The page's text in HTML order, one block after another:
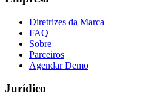
Diretrizes da Marca
FAQ
Sobre
Parceiros
Agendar Demo
Jurídico